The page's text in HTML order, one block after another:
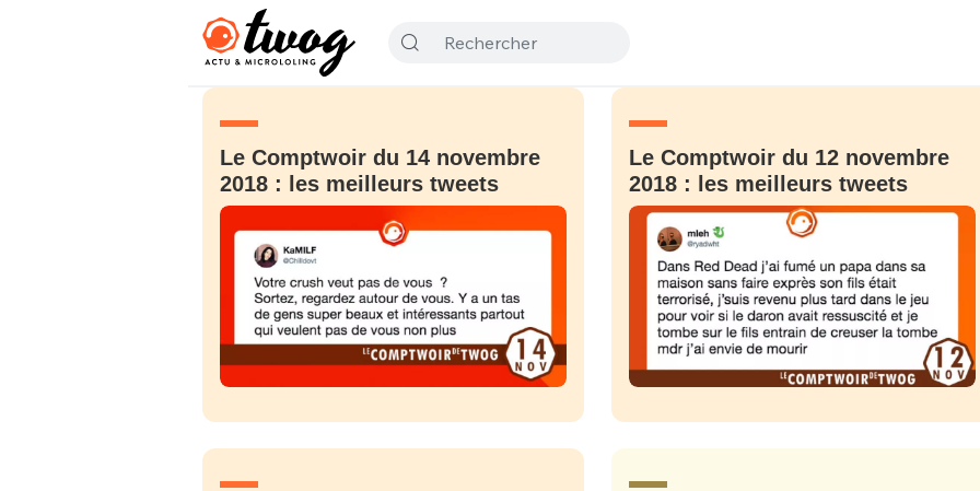
Le Comptwoir du 14 novembre
2018 : les meilleurs tweets
Le Comptwoir du 12 novembre
2018 : les meilleurs tweets